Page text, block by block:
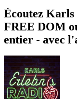
Écoutez
FREE DOM
entier - avec